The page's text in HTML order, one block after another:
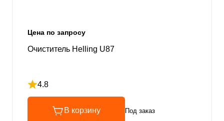
Цена по запросу
Очиститель Helling U87
4.8
Рейтинг 4.8 из 5
В корзину Под заказ